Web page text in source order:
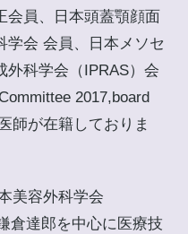
会員、日本頭蓋顎顔面
学会 会員、日本メソセ
外科学会（IPRAS）会
2017,board
師が在籍しておりま
美容外科学会
倉達郎を中心に医療技